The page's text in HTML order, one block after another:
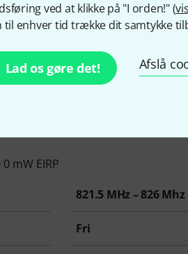
ved at klikke på "I orden!" (
til enhver tid trække dit samtykke
Lad os gøre det! Afslå
mW EIRP
821.5 MHz – 826 Mhz
Fri